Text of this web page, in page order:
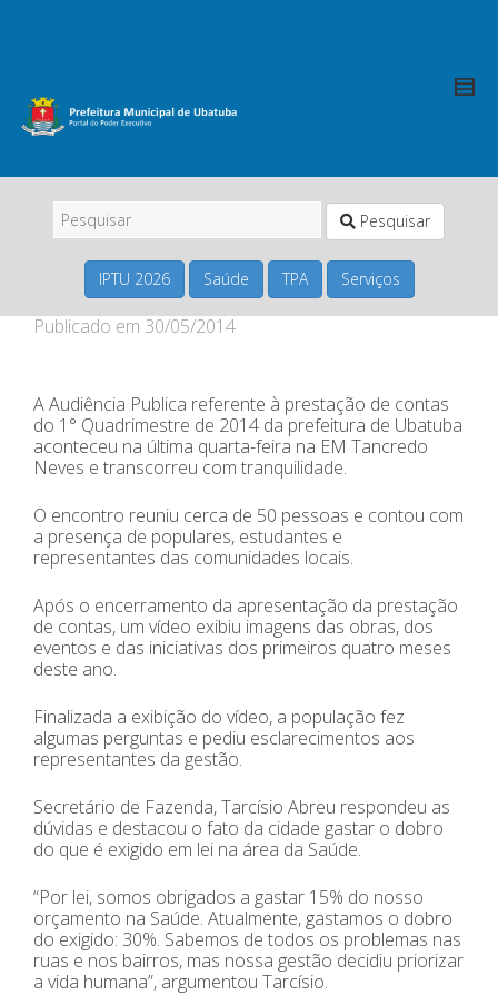
Pesquisar
IPTU 2026 Saúde TPA Serviços
Publicado em 30/05/2014
A Audiência Publica referente à prestação de contas
do 1° Quadrimestre de 2014 da prefeitura de Ubatuba
aconteceu na última quarta-feira na EM Tancredo
Neves e transcorreu com tranquilidade.
O encontro reuniu cerca de 50 pessoas e contou com
a presença de populares, estudantes e
representantes das comunidades locais.
Após o encerramento da apresentação da prestação
de contas, um vídeo exibiu imagens das obras, dos
eventos e das iniciativas dos primeiros quatro meses
deste ano.
Finalizada a exibição do vídeo, a população fez
algumas perguntas e pediu esclarecimentos aos
representantes da gestão.
Secretário de Fazenda, Tarcísio Abreu respondeu as
dúvidas e destacou o fato da cidade gastar o dobro
do que é exigido em lei na área da Saúde.
“Por lei, somos obrigados a gastar 15% do nosso
orçamento na Saúde. Atualmente, gastamos o dobro
do exigido: 30%. Sabemos de todos os problemas nas
ruas e nos bairros, mas nossa gestão decidiu priorizar
a vida humana”, argumentou Tarcísio.